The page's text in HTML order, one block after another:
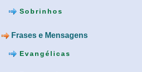
Sobrinhos
Frases e Mensagens
Evangélicas